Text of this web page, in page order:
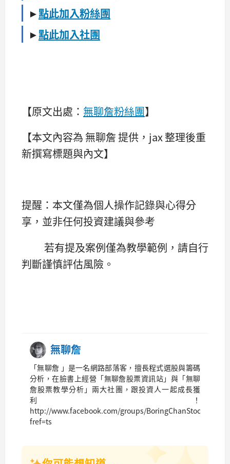
►點此加入粉絲團
►點此加入社團
【原文出處： 無聊詹粉絲團】
【本文內容為 無聊詹 提供，jax 整理後重
新撰寫標題與內文】
提醒：本文僅為個人操作記錄與心得分
享，並非任何投資建議與參考
若有提及案例僅為教學範例，請自行
判斷謹慎評估風險。
無聊詹
「無聊詹 」是一名網路部落客，擅長程式選股與籌碼
分析，在臉書上經營「無聊詹股票資訊站」與「無聊
詹股票教學分析」兩大社團，跟投資人一起成長獲
利！
http://www.facebook.com/groups/BoringChanStock/?
fref=ts